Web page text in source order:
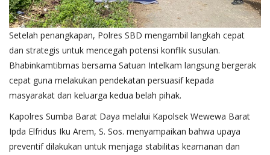
Setelah penangkapan, Polres SBD mengambil langkah cepat
dan strategis untuk mencegah potensi konflik susulan.
Bhabinkamtibmas bersama Satuan Intelkam langsung bergerak
cepat guna melakukan pendekatan persuasif kepada
masyarakat dan keluarga kedua belah pihak.
Kapolres Sumba Barat Daya melalui Kapolsek Wewewa Barat
Ipda Elfridus Iku Arem, S. Sos. menyampaikan bahwa upaya
preventif dilakukan untuk menjaga stabilitas keamanan dan